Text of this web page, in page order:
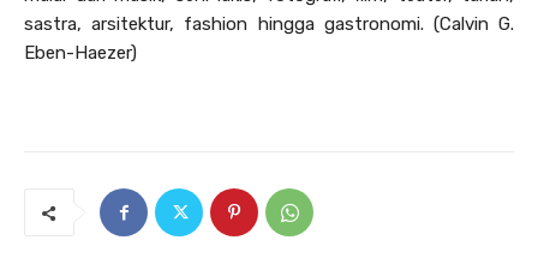
sastra, arsitektur, fashion hingga gastronomi. (Calvin G.
Eben-Haezer)